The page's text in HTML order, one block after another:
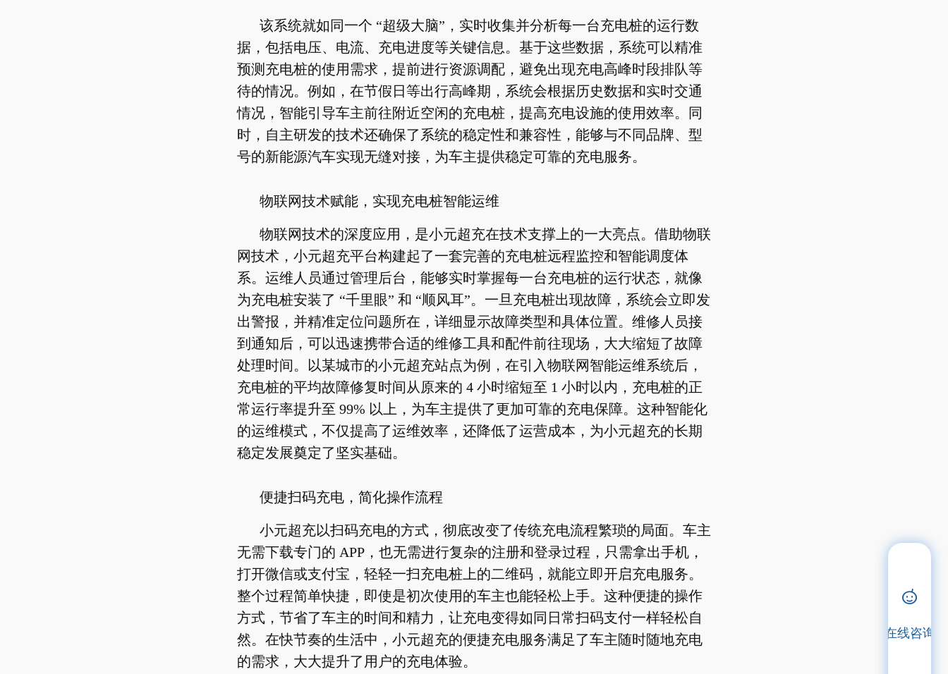
该系统就如同一个 “超级大脑”，实时收集并分析每一台充电桩的运行数
据，包括电压、电流、充电进度等关键信息。基于这些数据，系统可以精准
预测充电桩的使用需求，提前进行资源调配，避免出现充电高峰时段排队等
待的情况。例如，在节假日等出行高峰期，系统会根据历史数据和实时交通
情况，智能引导车主前往附近空闲的充电桩，提高充电设施的使用效率。同
时，自主研发的技术还确保了系统的稳定性和兼容性，能够与不同品牌、型
号的新能源汽车实现无缝对接，为车主提供稳定可靠的充电服务。
物联网技术赋能，实现充电桩智能运维
物联网技术的深度应用，是小元超充在技术支撑上的一大亮点。借助物联
网技术，小元超充平台构建起了一套完善的充电桩远程监控和智能调度体
系。运维人员通过管理后台，能够实时掌握每一台充电桩的运行状态，就像
为充电桩安装了 “千里眼” 和 “顺风耳”。一旦充电桩出现故障，系统会立即发
出警报，并精准定位问题所在，详细显示故障类型和具体位置。维修人员接
到通知后，可以迅速携带合适的维修工具和配件前往现场，大大缩短了故障
处理时间。以某城市的小元超充站点为例，在引入物联网智能运维系统后，
充电桩的平均故障修复时间从原来的 4 小时缩短至 1 小时以内，充电桩的正
常运行率提升至 99% 以上，为车主提供了更加可靠的充电保障。这种智能化
的运维模式，不仅提高了运维效率，还降低了运营成本，为小元超充的长期
稳定发展奠定了坚实基础。
便捷扫码充电，简化操作流程
小元超充以扫码充电的方式，彻底改变了传统充电流程繁琐的局面。车主
无需下载专门的 APP，也无需进行复杂的注册和登录过程，只需拿出手机，
打开微信或支付宝，轻轻一扫充电桩上的二维码，就能立即开启充电服务。
整个过程简单快捷，即使是初次使用的车主也能轻松上手。这种便捷的操作
方式，节省了车主的时间和精力，让充电变得如同日常扫码支付一样轻松自
然。在快节奏的生活中，小元超充的便捷充电服务满足了车主随时随地充电
的需求，大大提升了用户的充电体验。
在线咨询